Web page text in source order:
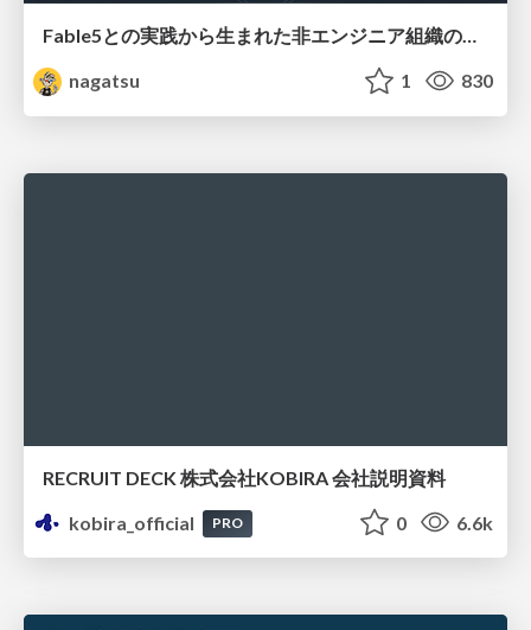
Fable5との実践から生まれた非エンジニア組織のループエンジニアリング
nagatsu
1 830
RECRUIT DECK 株式会社KOBIRA 会社説明資料
kobira_official
PRO 0 6.6k